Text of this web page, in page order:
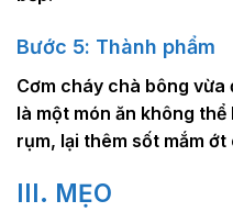
Bước 5: Thành phẩm
Cơm cháy chà bông vừa
là một món ăn không
rụm, lại thêm sốt mắm
III. MẸO